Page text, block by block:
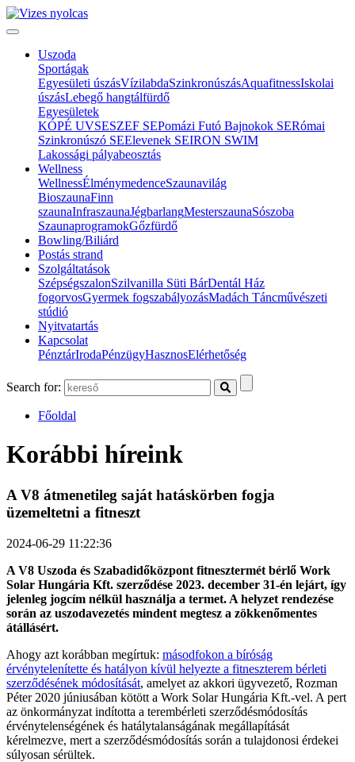
Uszoda
Sportágak
Egyesületi úszásVízilabdaSzinkronúszásAquafitnessIskolai
úszásLebegő hangtálfürdő
Egyesületek
KÓPÉ UVSESZEF SEPomázi Futó Bajnokok SERómai
Szinkronúszó SEElevenek SEIRON SWIM
Lakossági pályabeosztás
Wellness
WellnessÉlménymedenceSzaunavilág
BioszaunaFinn
szaunaInfraszaunaJégbarlangMesterszaunaSószoba
SzaunaprogramokGőzfürdő
Bowling/Biliárd
Postás strand
Szolgáltatások
SzépségszalonSzilvanilla Süti BárDentál Ház
fogorvosGyermek fogszabályozásMadách Táncművészeti
stúdió
Nyitvatartás
Kapcsolat
PénztárIrodaPénzügyHasznosElérhetőség
Search for:
Főoldal
Korábbi híreink
A V8 átmenetileg saját hatáskörben fogja
üzemeltetni a fitneszt
2024-06-29 11:22:36
A V8 Uszoda és Szabadidőközpont fitnesztermét bérlő Work
Solar Hungária Kft. szerződése 2023. december 31-én lejárt, így
jelenleg jogcím nélkül használja a termet. A helyzet rendezése
során az uszodavezetés mindent megtesz a zökkenőmentes
átállásért.
Ahogy azt korábban megírtuk: másodfokon a bíróság
érvénytelenítette és hatályon kívül helyezte a fitneszterem bérleti
szerződésének módosítását, amelyet az akkori ügyvezető, Rozman
Péter 2020 júniusában kötött a Work Solar Hungária Kft.-vel. A pert
az önkormányzat indította a terembérleti szerződésmódosítás
érvénytelenségének és hatálytalanságának megállapítását
kérelmezve, mert a szerződésmódosítás során a tulajdonosi érdekei
súlyosan sérültek.